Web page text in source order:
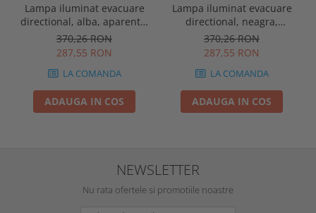
Lampa iluminat evacuare
directional, alba, aparenta,
3 ore, 3W, mentinut, test
automat, IP20, Intelight
370,26 RON
287,55 RON
LA COMANDA
ADAUGA IN COS
Lampa iluminat evacuare
directional, neagra,
aparenta, 3 ore, 3W,
mentinut, test automat,
370,26 RON
287,55 RON
LA COMANDA
ADAUGA IN COS
NEWSLETTER
Nu rata ofertele si promotiile noastre